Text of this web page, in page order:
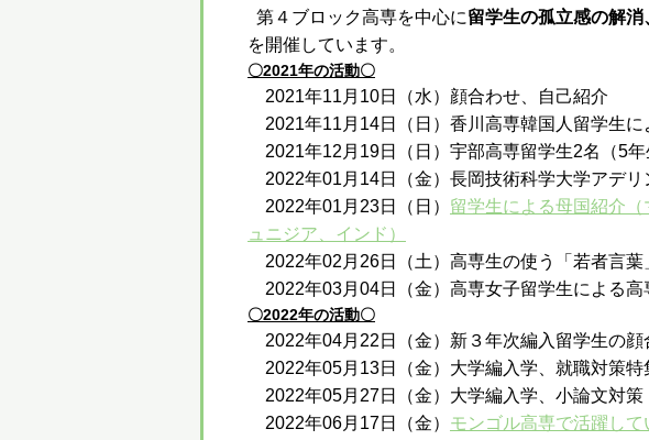
第４ブロック高専を中心に留学生の孤立感の解
を開催しています。
〇2021年の活動〇
2021年11月10日（水）顔合わせ、自己紹介
2021年11月14日（日）香川高専韓国人留学生に
2021年12月19日（日）宇部高専留学生2名（5
2022年01月14日（金）長岡技術科学大学アデ
2022年01月23日（日） 留学生による母国紹介
ュニジア、インド）
2022年02月26日（土）高専生の使う「若者言葉
2022年03月04日（金）高専女子留学生による
〇2022年の活動〇
2022年04月22日（金）新３年次編入留学生の顔
2022年05月13日（金）大学編入学、就職対策特
2022年05月27日（金）大学編入学、小論文対策
2022年06月17日（金） モンゴル高専で活躍し